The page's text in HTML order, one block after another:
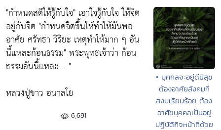
"กำหนดสติให้รู้กับใจ" เอาใจรู้กับใจ ให้จิต
อยู่กับจิต "กำหนดจิตขึ้นให้ทำให้มันพอ
อาศัย ศรัทธา วิริยะ เหตุทำให้มาก ๆ อัน
นี้แหละก้อนธรรม"พระพุทธเจ้าว่า ก้อน
ธรรมอันนี้แหละ .. "
หลวงปู่ขาว อนาลโย
6,691
• บุคคลจะอยู่ดีมีสุข
ต้องอาศัยสังคมที่
สงบเรียบร้อย ต้อง
อาศัยบุคคลเป็นอยู่
ปฏิบัติกิจหน้าที่ด้วย